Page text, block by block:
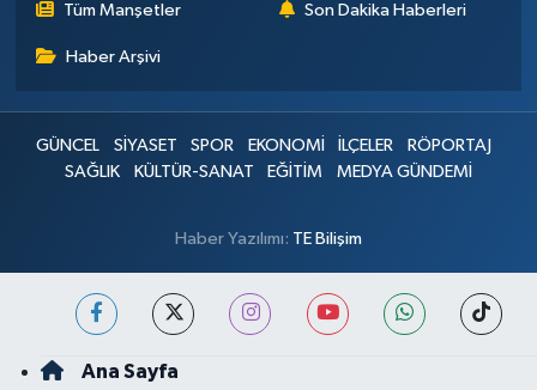
Tüm Manşetler Son Dakika Haberleri
Haber Arşivi
GÜNCEL SİYASET SPOR EKONOMİ İLÇELER
RÖPORTAJ
SAĞLIK
KÜLTÜR-SANAT EĞİTİM MEDYA GÜNDEMİ
Haber Yazılımı: TE Bilişim
Ana Sayfa